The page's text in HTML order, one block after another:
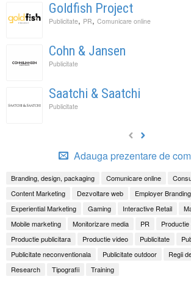
Goldfish Project
Publicitate, PR, Comunicare online
Cohn & Jansen
Publicitate
Saatchi & Saatchi
Publicitate
Adauga prezentare de
Branding, design, packaging Comunicare online
Content Marketing
Dezvoltare web Employer Branding
Experiential Marketing
Gaming Interactive Retail
Mobile marketing
Monitorizare media PR Productie
Productie publicitara
Productie video Publicitate
Publicitate neconventionala
Publicitate outdoor
Regii
Research
Tipografii Training